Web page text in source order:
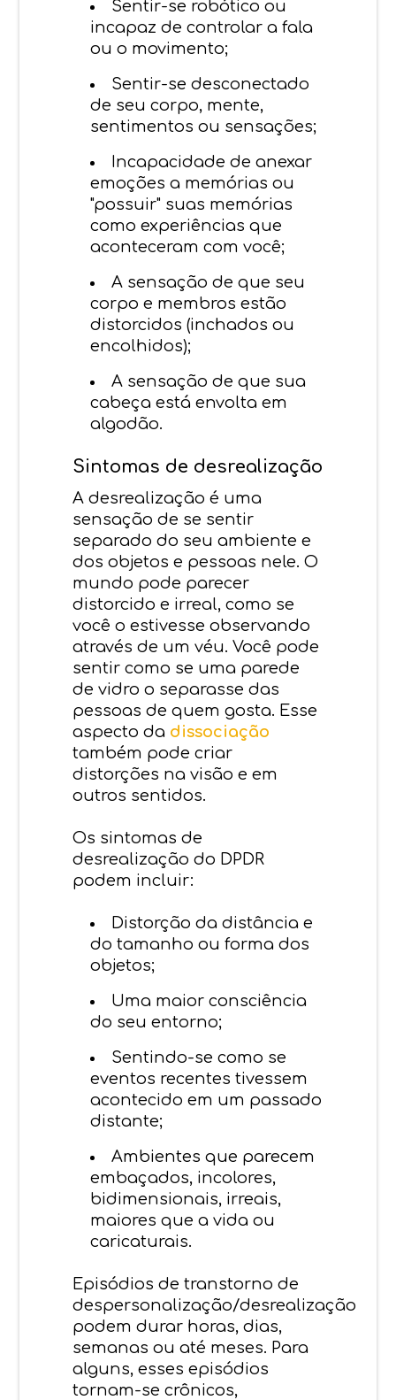
Sentir-se robótico ou
incapaz de controlar a fala
ou o movimento;
Sentir-se desconectado
de seu corpo, mente,
sentimentos ou sensações;
Incapacidade de anexar
emoções a memórias ou
"possuir" suas memórias
como experiências que
aconteceram com você;
A sensação de que seu
corpo e membros estão
distorcidos (inchados ou
encolhidos);
A sensação de que sua
cabeça está envolta em
algodão.
Sintomas de desrealização
A desrealização é uma
sensação de se sentir
separado do seu ambiente e
dos objetos e pessoas nele. O
mundo pode parecer
distorcido e irreal, como se
você o estivesse observando
através de um véu. Você pode
sentir como se uma parede
de vidro o separasse das
pessoas de quem gosta. Esse
aspecto da dissociação
também pode criar
distorções na visão e em
outros sentidos.
Os sintomas de
desrealização do DPDR
podem incluir:
Distorção da distância e
do tamanho ou forma dos
objetos;
Uma maior consciência
do seu entorno;
Sentindo-se como se
eventos recentes tivessem
acontecido em um passado
distante;
Ambientes que parecem
embaçados, incolores,
bidimensionais, irreais,
maiores que a vida ou
caricaturais.
Episódios de transtorno de
despersonalização/desrealização
podem durar horas, dias,
semanas ou até meses. Para
alguns, esses episódios
tornam-se crônicos,